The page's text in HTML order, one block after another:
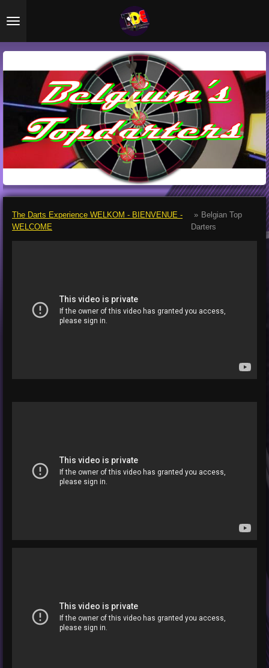
direct
The Darts Experience WELKOM - BIENVENUE -
WELCOME
» Belgian Top
Darters